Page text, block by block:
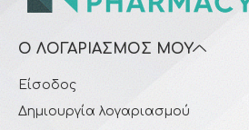
Ο ΛΟΓΑΡΙΑΣΜΌΣ ΜΟΥ
Είσοδος
Δημιουργία λογαριασμού